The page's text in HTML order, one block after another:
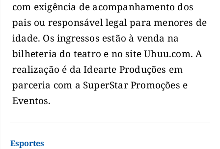
com exigência de acompanhamento dos
pais ou responsável legal para menores de
idade. Os ingressos estão à venda na
bilheteria do teatro e no site Uhuu.com. A
realização é da Idearte Produções em
parceria com a SuperStar Promoções e
Eventos.
Esportes